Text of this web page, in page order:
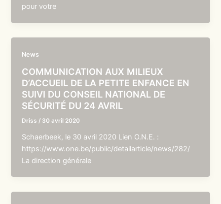
pour votre
News
COMMUNICATION AUX MILIEUX
D’ACCUEIL DE LA PETITE ENFANCE EN
SUIVI DU CONSEIL NATIONAL DE
SÉCURITÉ DU 24 AVRIL
Driss / 30 avril 2020
Schaerbeek, le 30 avril 2020 Lien O.N.E. :
https://www.one.be/public/detailarticle/news/282/
La direction générale